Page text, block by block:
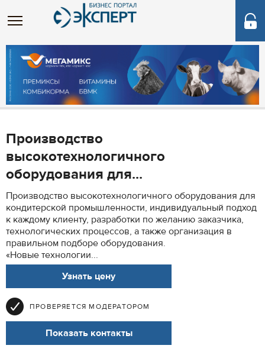
Производство
высокотехнологичного
оборудования для...
Производство высокотехнологичного оборудования для
кондитерской промышленности, индивидуальный подход
к каждому клиенту, разработки по желанию заказчика,
технологических процессов, а также организация в
правильном подборе оборудования.
«Новые технологии...
Узнать цену
ПРОВЕРЯЕТСЯ МОДЕРАТОРОМ
Показать контакты